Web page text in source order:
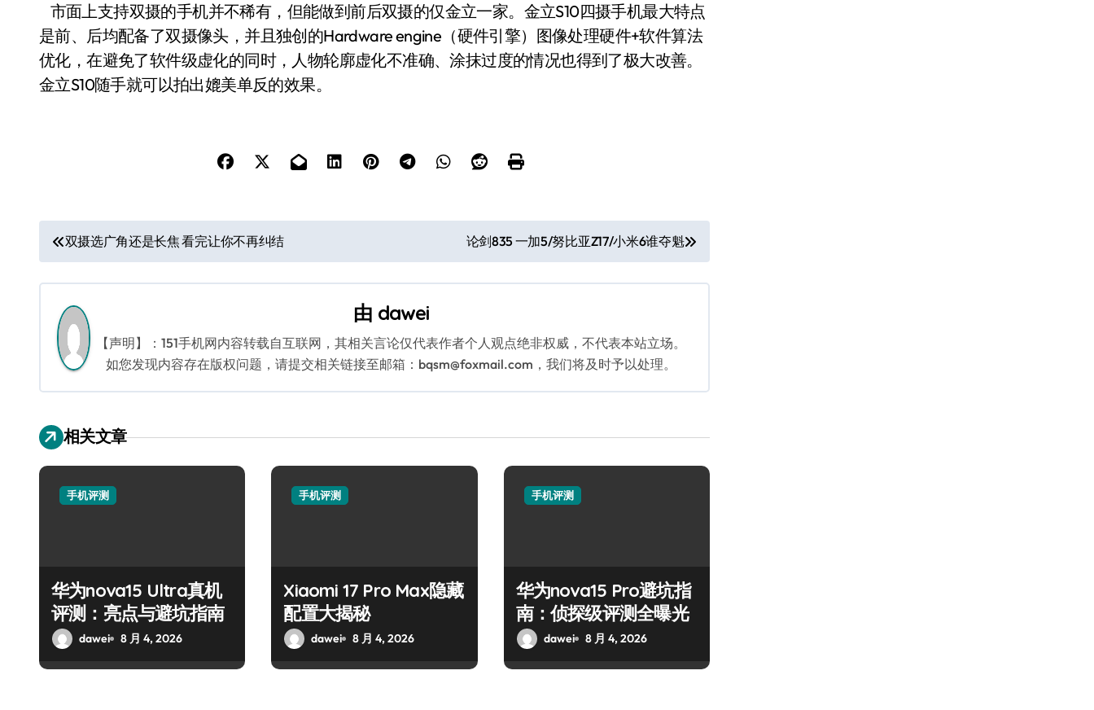
市面上支持双摄的手机并不稀有，但能做到前后双摄的仅金立一家。金立S10四摄手机最大特点
是前、后均配备了双摄像头，并且独创的Hardware engine（硬件引擎）图像处理硬件+软件算法
优化，在避免了软件级虚化的同时，人物轮廓虚化不准确、涂抹过度的情况也得到了极大改善。
金立S10随手就可以拍出媲美单反的效果。
文
章
导
航
双摄选广角还是长焦 看完让你不再纠结 论剑835 一加5/努比亚Z17/小米6谁夺魁
由 dawei
【声明】：151手机网内容转载自互联网，其相关言论仅代表作者个人观点绝非权威，不代表本站立场。
如您发现内容存在版权问题，请提交相关链接至邮箱：bqsm@foxmail.com，我们将及时予以处理。
相关文章
手机评测
华为nova15 Ultra真机
评测：亮点与避坑指南
dawei 8 月 4, 2026
手机评测
Xiaomi 17 Pro Max隐藏
配置大揭秘
dawei 8 月 4, 2026
手机评测
华为nova15 Pro避坑指
南：侦探级评测全曝光
dawei 8 月 4, 2026